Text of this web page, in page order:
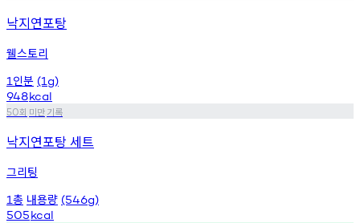
낙지연포탕
웰스토리
1 인분 (1g)
948kcal
50회 미만기록
낙지연포탕 세트
그리팅
1총 내용량 (546g)
505kcal